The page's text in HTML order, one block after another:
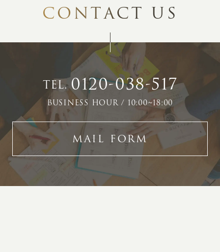
CONTACT US
TEL.0120-038-517
BUSINESS HOUR / 10:00~18:00
MAIL FORM